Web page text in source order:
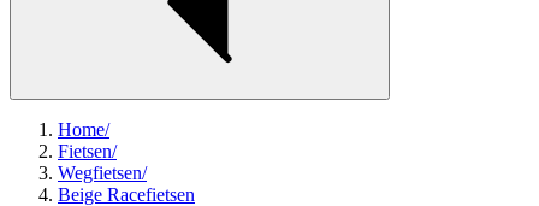
Home/
Fietsen/
Wegfietsen/
Beige Racefietsen